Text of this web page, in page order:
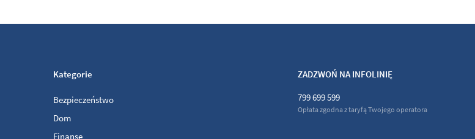
Kategorie
Bezpieczeństwo
Dom
Finanse
ZADZWOŃ NA INFOLINIĘ
799 699 599
Opłata zgodna z taryfą Twojego operatora